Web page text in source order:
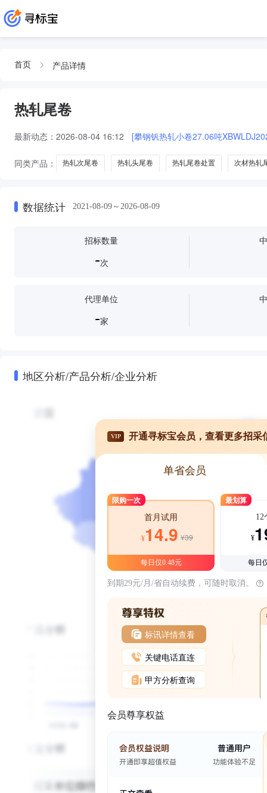
首页 产品详情
热轧尾卷
最新动态： 2026-08-04 16:12 [攀钢钒热轧小卷27.06吨
同类产品： 热轧次尾卷 热轧头尾卷 热轧尾卷处置 次材热轧
数据统计 2021-08-09～2026-08-09
招标数量
-次
代理单位
-家
地区分析/产品分析/企业分析
VIP 开通寻标宝会员，查看更多招采
单省会员
限购一次
首月试用
¥14.9 ¥39
每日仅0.48元
最划算
12
¥
每日
到期29元/月/省自动续费，可随时取消。
标讯详情查看
关键电话直连
甲方分析查询
会员尊享权益